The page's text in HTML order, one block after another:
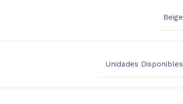
Beige
Unidades Disponibles